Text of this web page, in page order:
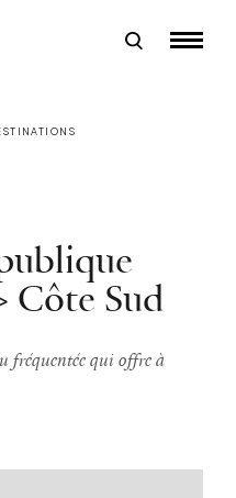
Côte Sud
fréquentée qui offre à